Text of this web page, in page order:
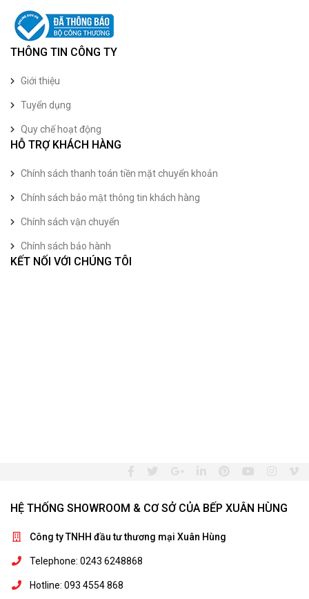
THÔNG TIN CÔNG TY
Giới thiệu
Tuyển dụng
Quy chế hoạt động
HỖ TRỢ KHÁCH HÀNG
Chính sách thanh toán tiền mặt chuyển khoản
Chính sách bảo mật thông tin khách hàng
Chính sách vận chuyển
Chính sách bảo hành
KẾT NỐI VỚI CHÚNG TÔI
HỆ THỐNG SHOWROOM & CƠ SỞ CỦA BẾP XUÂN HÙNG
Công ty TNHH đầu tư thương mại Xuân Hùng
Telephone: 0243 6248868
Hotline: 093 4554 868